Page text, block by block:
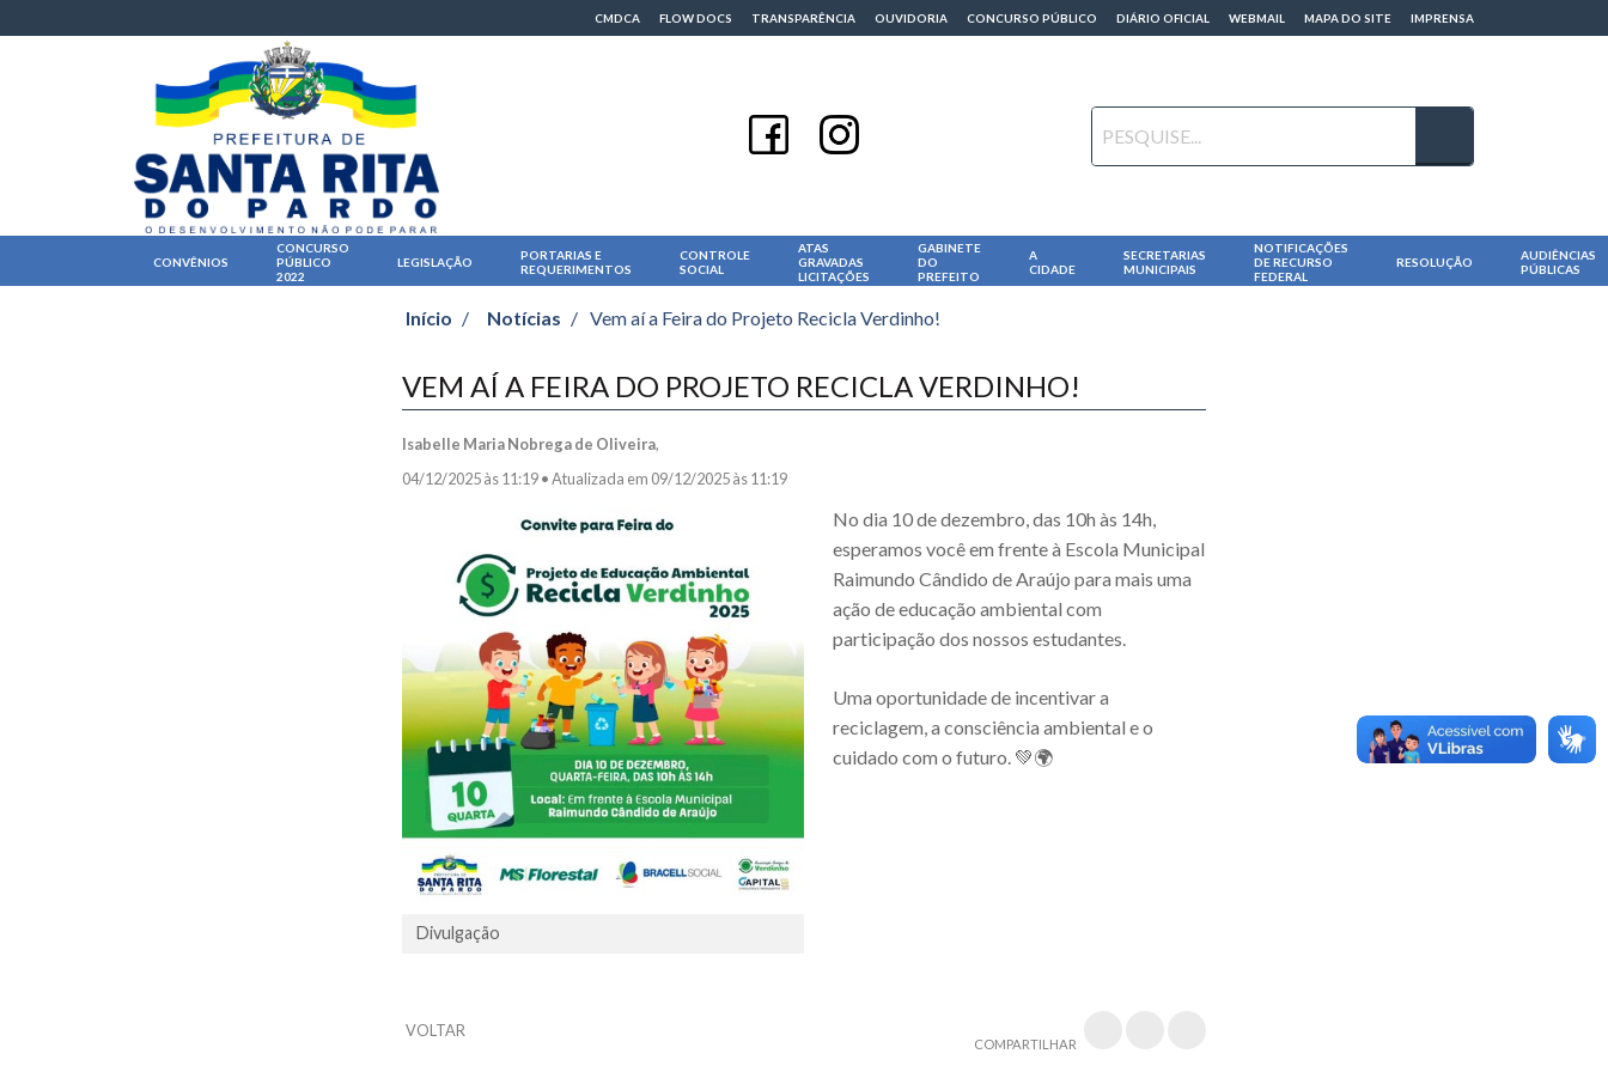
CMDCA FLOW DOCS TRANSPARÊNCIA OUVIDORIA CONCURSO PÚBLICO DIÁRIO OFICIAL WEBMAIL MAPA DO SITE IMPRENSA
CONVÊNIOS
CONCURSO
PÚBLICO
2022
LEGISLAÇÃO
PORTARIAS E
REQUERIMENTOS
CONTROLE
SOCIAL
ATAS
GRAVADAS
LICITAÇÕES
GABINETE
DO
PREFEITO
A
CIDADE
SECRETARIAS
MUNICIPAIS
NOTIFICAÇÕES
DE RECURSO
FEDERAL
RESOLUÇÃO
AUDIÊNCIAS
PÚBLICAS
Início / Notícias / Vem aí a Feira do Projeto Recicla Verdinho!
VEM AÍ A FEIRA DO PROJETO RECICLA VERDINHO!
Isabelle Maria Nobrega de Oliveira,
04/12/2025 às 11:19 •Atualizada em 09/12/2025 às 11:19
Divulgação
No dia 10 de dezembro, das 10h às 14h,
esperamos você em frente à Escola Municipal
Raimundo Cândido de Araújo para mais uma
ação de educação ambiental com
participação dos nossos estudantes.
Uma oportunidade de incentivar a
reciclagem, a consciência ambiental e o
cuidado com o futuro. 💚🌍
VOLTAR
COMPARTILHAR